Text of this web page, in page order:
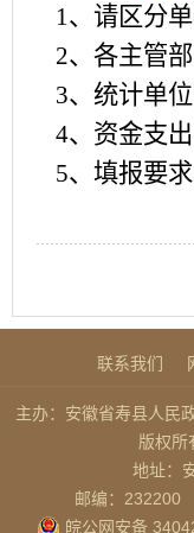
1、请区分
2、各主管
3、统计单
4、资金支
5、填报要
联系我们
主办：安徽省寿县人民
版权所
地址：
邮编：232200
皖公网安备